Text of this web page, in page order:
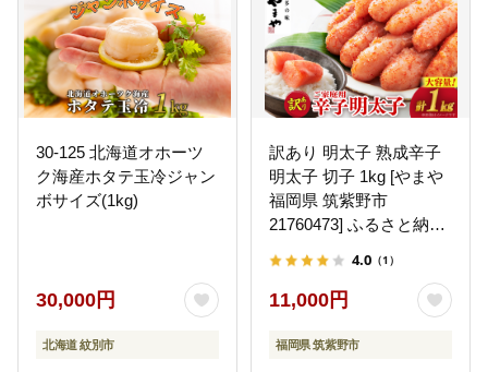
30-125 北海道オホーツ
ク海産ホタテ玉冷ジャン
ボサイズ(1kg)
30,000円
北海道 紋別市
訳あり 明太子 熟成辛子
明太子 切子 1kg [やまや
福岡県 筑紫野市
21760473] ふるさと納税
めんたいこ 無着色 訳あ
り切子 切れ子 お惣菜 お
4.0 （1）
11,000円
福岡県 筑紫野市